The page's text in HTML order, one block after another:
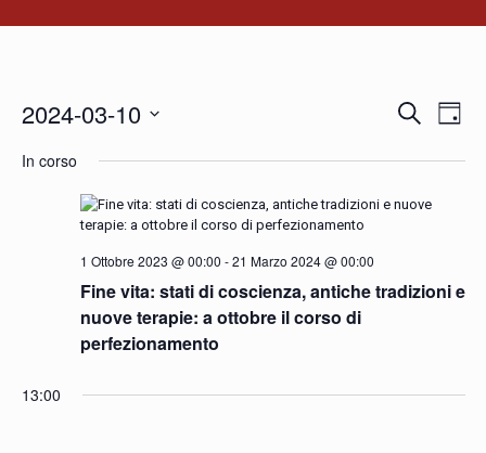
Eventi
Ricerca
Cerca
Viste
Giorno
2024-03-10
la
In corso
1 Ottobre 2023 @ 00:00 -21 Marzo 2024 @ 00:00
Fine vita: stati di coscienza, antiche tradizioni e
nuove terapie: a ottobre il corso di
perfezionamento
13:00